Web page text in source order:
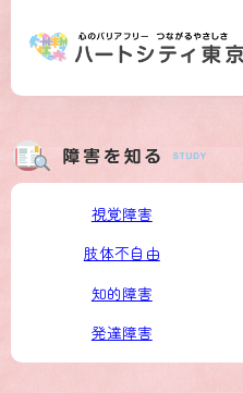
視覚障害
肢体不自由
知的障害
発達障害